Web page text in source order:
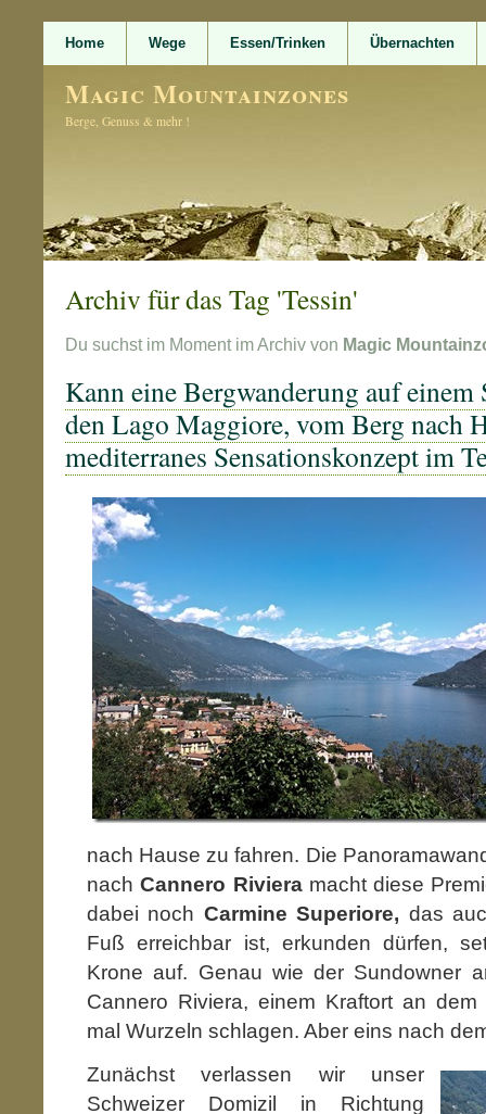
Home Wege Essen/Trinken Übernachten
Magic Mountainzones
Berge, Genuss & mehr !
Archiv für das Tag 'Tessin'
Du suchst im Moment im Archiv von Magic
Kann eine Bergwanderung auf einem
den Lago Maggiore, vom Berg nach
mediterranes Sensationskonzept im
nach Hause zu fahren. Die
nachCannero Rivieramacht diese
dabei noch Carmine Superiore, das
Fuß erreichbar ist, erkunden dürfen,
Krone auf. Genau wie der Sundowner
Cannero Riviera, einem Kraftort an dem
mal Wurzeln schlagen. Aber eins nach
Zunächst verlassen wir unser
Schweizer Domizil in Richtung